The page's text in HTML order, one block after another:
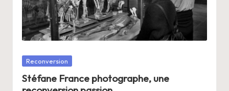
n
g
e
r
Posté
Reconversion
Stéfane France photographe, une